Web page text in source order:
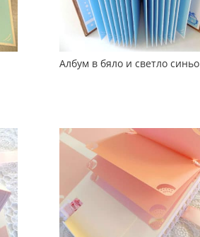
Албум в бяло и светло синьо